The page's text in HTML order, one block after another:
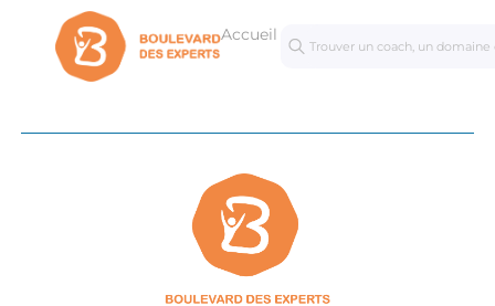
Accueil
Séances
personnalisées